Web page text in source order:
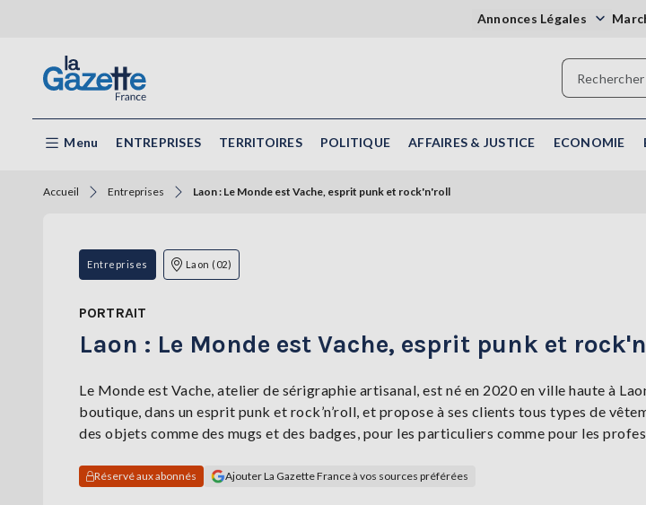
Annonces Légales
Menu ENTREPRISES TERRITOIRES POLITIQUE AFFAIRES & JUSTICE ECONOMIE
Accueil Entreprises Laon : Le Monde est Vache, esprit punk et rock'n'roll
Entreprises Laon (02)
PORTRAIT
Laon : Le Monde est Vache, esprit punk et
Le Monde est Vache, atelier de sérigraphie artisanal, est né en 2020 en ville haute à
boutique, dans un esprit punk et rock’n’roll, et propose à ses clients tous types de
des objets comme des mugs et des badges, pour les particuliers comme pour les
Réservé aux abonnés Ajouter La Gazette France à vos sources préférées